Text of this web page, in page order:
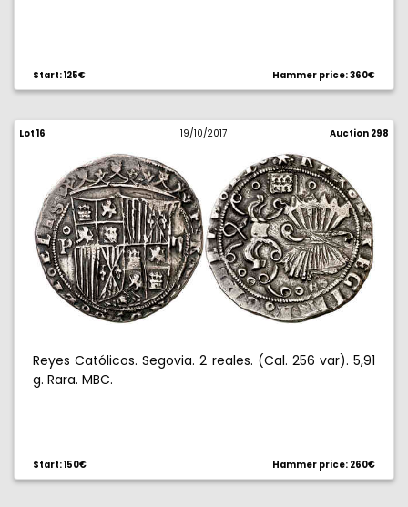
Start: 125€ Hammer price: 360€
Lot 16 19/10/2017 Auction 298
Reyes Católicos. Segovia. 2 reales. (Cal. 256 var). 5,91
g. Rara. MBC.
Start: 150€ Hammer price: 260€